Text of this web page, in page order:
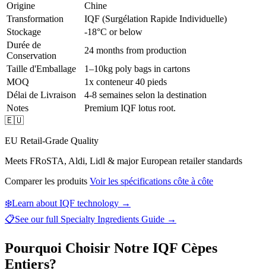
Origine
Chine
Transformation
IQF (Surgélation Rapide Individuelle)
Stockage
-18°C or below
Durée de
Conservation
24 months from production
Taille d'Emballage
1–10kg poly bags in cartons
MOQ
1x conteneur 40 pieds
Délai de Livraison
4-8 semaines selon la destination
Notes
Premium IQF lotus root.
🇪🇺
EU Retail-Grade Quality
Meets FRoSTA, Aldi, Lidl & major European retailer standards
Comparer les produits Voir les spécifications côte à côte
❄️Learn about IQF technology →
📋See our full Specialty Ingredients Guide →
Pourquoi Choisir Notre IQF Cèpes
Entiers?